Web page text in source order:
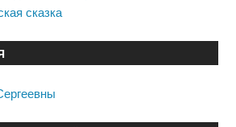
сказка